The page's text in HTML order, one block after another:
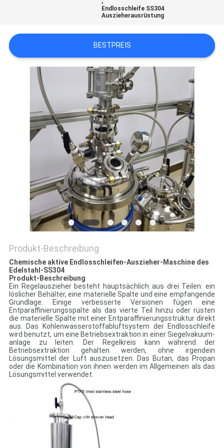
ZITAT
SITEMAP
DATENSCHUTZRICHTLINIE
Endlosschleife SS304
Auszieherausrüstung
BESTPREIS
Produkt-Beschreibung
Chemische aktive Endlosschleifen-Auszieher-Maschine des
Edelstahl-SS304
Produkt-Beschreibung
Ein Regelauszieher besteht hauptsächlich aus drei Teilen: ein
löslicher Behälter, eine materielle Spalte und eine empfangende
Grundlage. Einige verbesserte Versionen fügen eine
Entparaffinierungsspalte als das vierte Teil hinzu oder rüsten
die materielle Spalte mit einer Entparaffinierungsstruktur direkt
aus. Das Kohlenwasserstoffabluftsystem der Endlosschleife
wird benutzt, um eine Betriebsextraktion in einer Siegelvakuum-
anlage zu leiten. Der Regelkreis kann während der
Betriebsextraktion gehalten werden, ohne irgendein
Lösungsmittel der Luft auszusetzen. Das Butan, das Propan
oder die Kombination von ihnen werden im Allgemeinen als das
Lösungsmittel verwendet.